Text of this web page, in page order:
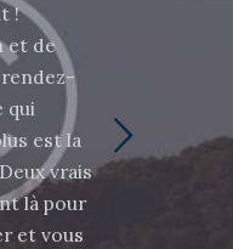
!
et de
qui
est la
vrais
là pour
et vous